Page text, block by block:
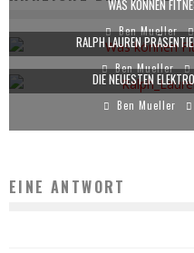
WAS KÖNNEN
Ben Mueller
RALPH LAUREN
Ben Mueller
DIE NEUESTEN
Ben Mueller
EINE ANTWORT